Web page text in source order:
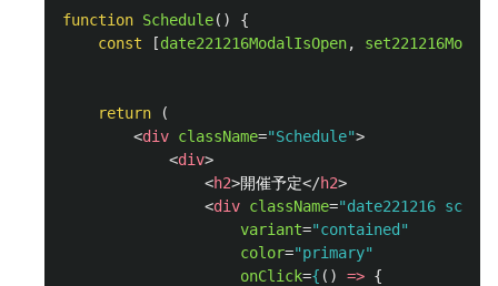
function Schedule()
{
const
[date221216ModalIsOpen,
return
(
<div className="Schedule">
<div>
<h2>開催予定</h2>
<div className="date221216
variant="contained"
color="primary"
onClick={ () => {